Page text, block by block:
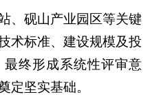
、砚山产业园区等关键
术标准、建设规模及投
终形成系统性评审意
定坚实基础。